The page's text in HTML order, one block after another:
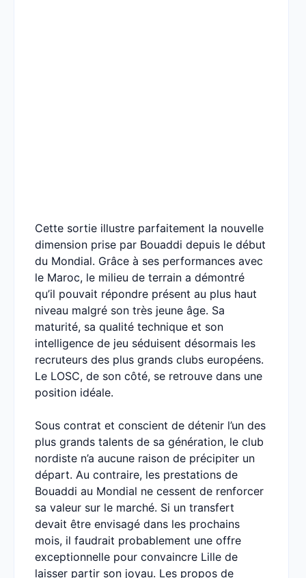
Cette sortie illustre parfaitement la nouvelle
dimension prise par Bouaddi depuis le début
du Mondial. Grâce à ses performances avec
le Maroc, le milieu de terrain a démontré
qu’il pouvait répondre présent au plus haut
niveau malgré son très jeune âge. Sa
maturité, sa qualité technique et son
intelligence de jeu séduisent désormais les
recruteurs des plus grands clubs européens.
Le LOSC, de son côté, se retrouve dans une
position idéale.
Sous contrat et conscient de détenir l’un des
plus grands talents de sa génération, le club
nordiste n’a aucune raison de précipiter un
départ. Au contraire, les prestations de
Bouaddi au Mondial ne cessent de renforcer
sa valeur sur le marché. Si un transfert
devait être envisagé dans les prochains
mois, il faudrait probablement une offre
exceptionnelle pour convaincre Lille de
laisser partir son joyau. Les propos de